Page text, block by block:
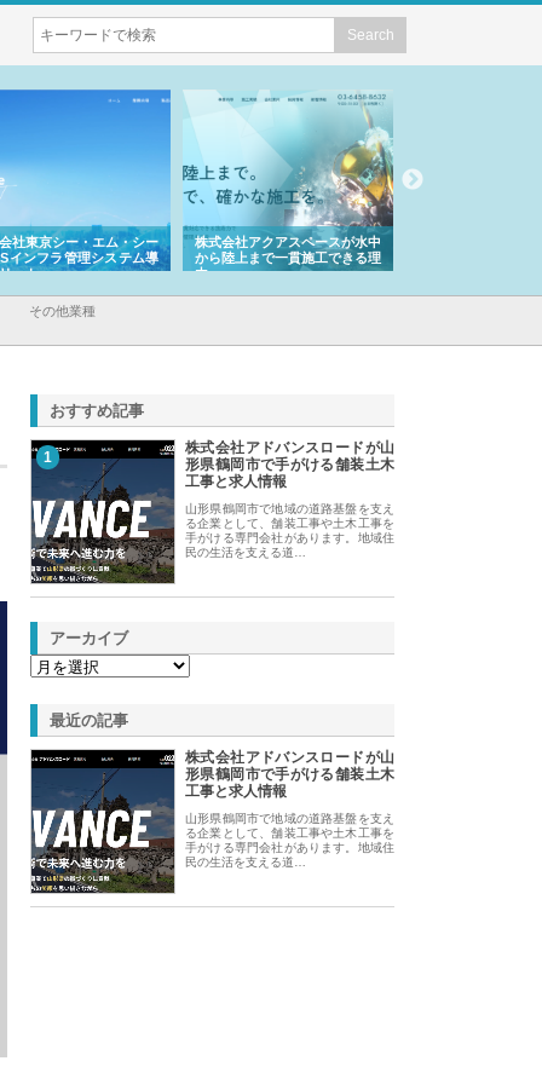
社東京シー・エム・シー
インフラ管理システム導
ット
株式会社アクアスペースが水中
から陸上まで一貫施工できる理
由
その他業種
おすすめ記事
1
株式会社アドバンスロードが山
形県鶴岡市で手がける舗装土木
工事と求人情報
山形県鶴岡市で地域の道路基盤を支え
る企業として、舗装工事や土木工事を
手がける専門会社があります。地域住
民の生活を支える道…
アーカイブ
最近の記事
株式会社アドバンスロードが山
形県鶴岡市で手がける舗装土木
工事と求人情報
山形県鶴岡市で地域の道路基盤を支え
る企業として、舗装工事や土木工事を
手がける専門会社があります。地域住
民の生活を支える道…